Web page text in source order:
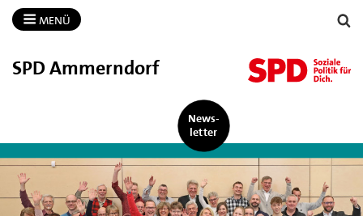
MENÜ
SPD Ammerndorf
News-
letter